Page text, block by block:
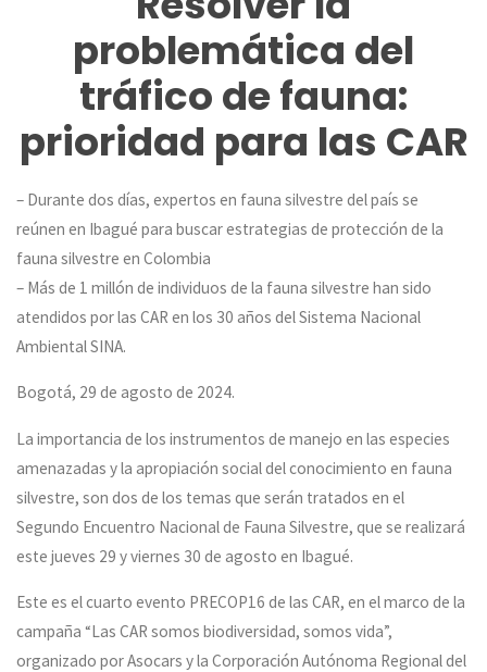
problemática del
tráfico de fauna:
prioridad para las CAR
– Durante dos días, expertos en fauna silvestre del país se
reúnen en Ibagué para buscar estrategias de protección de la
fauna silvestre en Colombia
– Más de 1 millón de individuos de la fauna silvestre han sido
atendidos por las CAR en los 30 años del Sistema Nacional
Ambiental SINA.
Bogotá, 29 de agosto de 2024.
La importancia de los instrumentos de manejo en las especies
amenazadas y la apropiación social del conocimiento en fauna
silvestre, son dos de los temas que serán tratados en el
Segundo Encuentro Nacional de Fauna Silvestre, que se realizará
este jueves 29 y viernes 30 de agosto en Ibagué.
Este es el cuarto evento PRECOP16 de las CAR, en el marco de la
campaña “Las CAR somos biodiversidad, somos vida”,
organizado por Asocars y la Corporación Autónoma Regional del